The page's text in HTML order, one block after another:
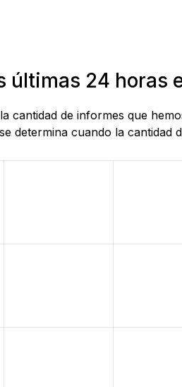
últimas 24 horas
cantidad de informes que
determina cuando la